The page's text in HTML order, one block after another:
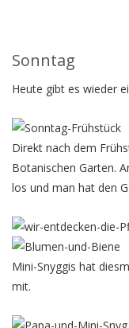
Sonntag
Heute gibt es wieder
Direkt nach dem
Botanischen Garten.
los und man hat den
Mini-Snyggis hat
mit.